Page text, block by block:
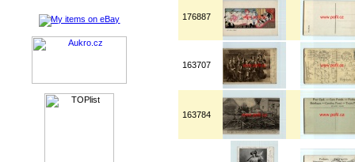
176887
163707
163784